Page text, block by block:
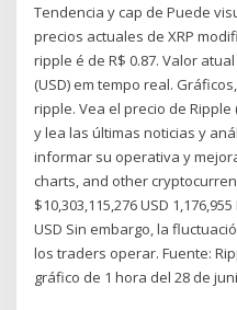
Tendencia y cap de Puede
precios actuales de XRP
ripple é de R$ 0.87. Valor
(USD) em tempo real.
ripple. Vea el precio de Ripple
y lea las últimas noticias y
informar su operativa y
charts, and other
$10,303,115,276 USD
USD Sin embargo, la
los traders operar. Fuente:
gráfico de 1 hora del 28 de